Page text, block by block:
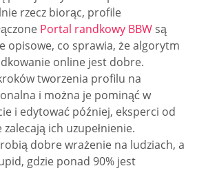
rzecz biorąc, profile
Portal randkowy BBW są
opisowe, co sprawia, że algorytm
online jest dobre.
tworzenia profilu na
i można je pominąć w
i edytować później, eksperci od
ich uzupełnienie.
dobre wrażenie na ludziach, a
gdzie ponad 90% jest